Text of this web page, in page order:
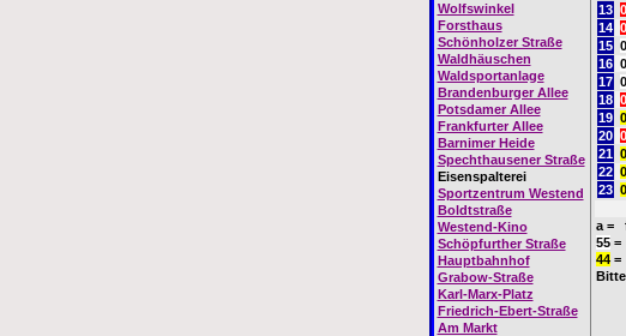
Wolfswinkel
Forsthaus
Schönholzer Straße
Waldhäuschen
Waldsportanlage
Brandenburger Allee
Potsdamer Allee
Frankfurter Allee
Barnimer Heide
Spechthausener Straße
Eisenspalterei
Sportzentrum Westend
Boldtstraße
Westend-Kino
Schöpfurther Straße
Hauptbahnhof
Grabow-Straße
Karl-Marx-Platz
Friedrich-Ebert-Straße
Am Markt
13
14
15
16
17
18
19
20
21
22
23
a =
55=
44=